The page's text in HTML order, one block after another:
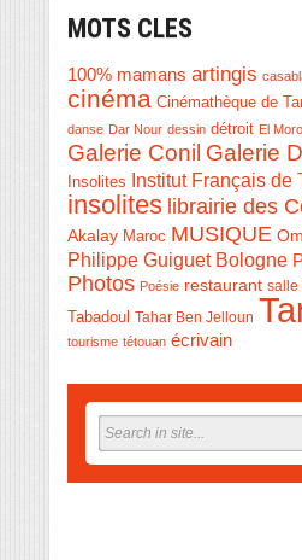
MOTS CLES
100% mamans artingis
cinéma Cinémathèque de
danse Dar Nour dessin détroit El
Galerie Conil Galerie
Insolites Institut Français de
insolites librairie des
Akalay Maroc MUSIQUE
Philippe Guiguet Bologne
Photos Poésie restaurant salle
Tabadoul Tahar Ben Jelloun
tourisme tétouan écrivain